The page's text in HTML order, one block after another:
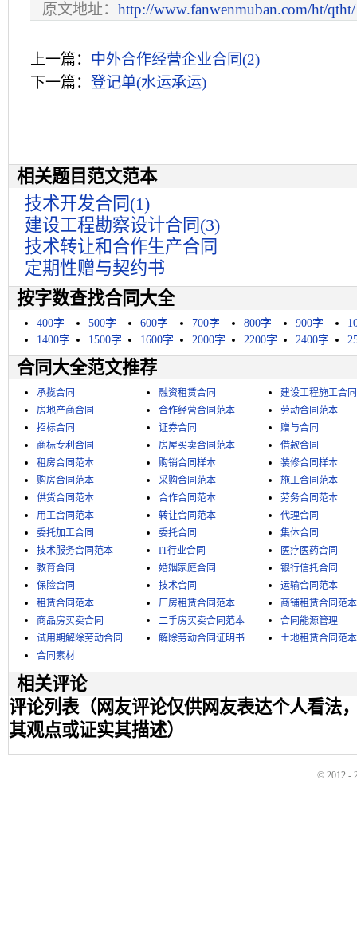
原文地址： http://www.fanwenmuban.com/ht/
上一篇： 中外合作经营企业合同(2)
下一篇： 登记单(水运承运)
相关题目范文范本
技术开发合同(1)
建设工程勘察设计合同(3)
技术转让和合作生产合同
定期性赠与契约书
按字数查找合同大全
400字 500字 600字 700字 800字 900字
1400字
1500字 1600字 2000字 2200字 2400字
合同大全范文推荐
承揽合同 融资租赁合同
建设工程施工合同
房地产商合同
合作经营合同范本
劳动合同范本
招标合同
证券合同
赠与合同
商标专利合同
房屋买卖合同范本
借款合同
租房合同范本
购销合同样本
装修合同样本
购房合同范本
采购合同范本
施工合同范本
供货合同范本
合作合同范本
劳务合同范本
用工合同范本
转让合同范本
代理合同
委托加工合同
委托合同
集体合同
技术服务合同范本
IT行业合同
医疗医药合同
教育合同
婚姻家庭合同
银行信托合同
保险合同
技术合同
运输合同范本
租赁合同范本
厂房租赁合同范本
商铺租赁合同范本
商品房买卖合同
二手房买卖合同范本
合同能源管理
试用期解除劳动合同
解除劳动合同证明书
土地租赁合同范本
合同素材
相关评论
评论列表（网友评论仅供网友表达个人看法
其观点或证实其描述）
© 2012 -